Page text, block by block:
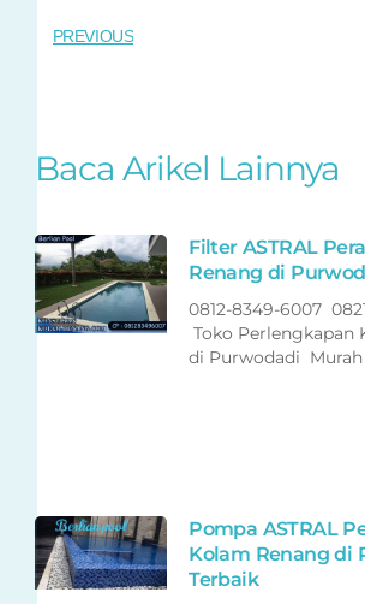
PREVIOUS
Baca Arikel Lainnya
Filter ASTRAL
Renang di
0812-8349-6007
Toko Perlengkapan
di Purwodadi
Pompa ASTRAL
Kolam Renang di
Terbaik